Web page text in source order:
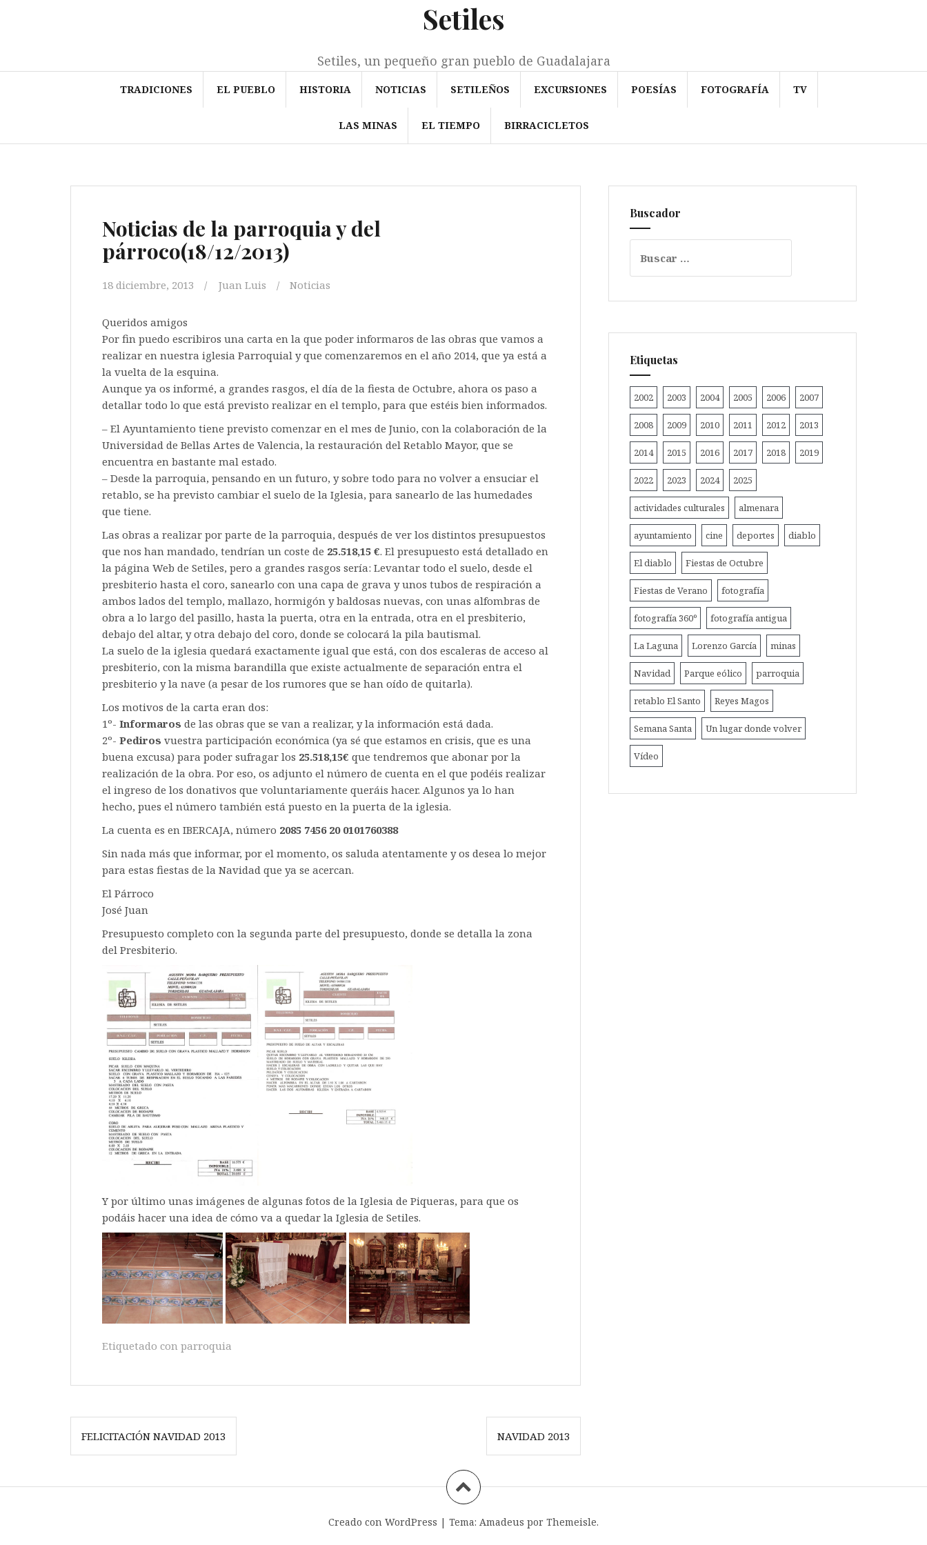
Setiles
Setiles, un pequeño gran pueblo de Guadalajara
TRADICIONES EL PUEBLO HISTORIA NOTICIAS SETILEÑOS EXCURSIONES POESÍAS FOTOGRAFÍA TV
LAS MINAS EL TIEMPO BIRRACICLETOS
Noticias de la parroquia y del
párroco(18/12/2013)
18 diciembre, 2013 Juan Luis Noticias
Queridos amigos
Por fin puedo escribiros una carta en la que poder informaros de las obras que vamos a
realizar en nuestra iglesia Parroquial y que comenzaremos en el año 2014, que ya está a
la vuelta de la esquina.
Aunque ya os informé, a grandes rasgos, el día de la fiesta de Octubre, ahora os paso a
detallar todo lo que está previsto realizar en el templo, para que estéis bien informados.
– El Ayuntamiento tiene previsto comenzar en el mes de Junio, con la colaboración de la
Universidad de Bellas Artes de Valencia, la restauración del Retablo Mayor, que se
encuentra en bastante mal estado.
– Desde la parroquia, pensando en un futuro, y sobre todo para no volver a ensuciar el
retablo, se ha previsto cambiar el suelo de la Iglesia, para sanearlo de las humedades
que tiene.
Las obras a realizar por parte de la parroquia, después de ver los distintos presupuestos
que nos han mandado, tendrían un coste de 25.518,15 €. El presupuesto está detallado en
la página Web de Setiles, pero a grandes rasgos sería: Levantar todo el suelo, desde el
presbiterio hasta el coro, sanearlo con una capa de grava y unos tubos de respiración a
ambos lados del templo, mallazo, hormigón y baldosas nuevas, con unas alfombras de
obra a lo largo del pasillo, hasta la puerta, otra en la entrada, otra en el presbiterio,
debajo del altar, y otra debajo del coro, donde se colocará la pila bautismal.
La suelo de la iglesia quedará exactamente igual que está, con dos escaleras de acceso al
presbiterio, con la misma barandilla que existe actualmente de separación entra el
presbiterio y la nave (a pesar de los rumores que se han oído de quitarla).
Los motivos de la carta eran dos:
1º- Informaros de las obras que se van a realizar, y la información está dada.
2º- Pediros vuestra participación económica (ya sé que estamos en crisis, que es una
buena excusa) para poder sufragar los 25.518,15€ que tendremos que abonar por la
realización de la obra. Por eso, os adjunto el número de cuenta en el que podéis realizar
el ingreso de los donativos que voluntariamente queráis hacer. Algunos ya lo han
hecho, pues el número también está puesto en la puerta de la iglesia.
La cuenta es en IBERCAJA, número 2085 7456 20 0101760388
Sin nada más que informar, por el momento, os saluda atentamente y os desea lo mejor
para estas fiestas de la Navidad que ya se acercan.
El Párroco
José Juan
Presupuesto completo con la segunda parte del presupuesto, donde se detalla la zona
del Presbiterio.
Y por último unas imágenes de algunas fotos de la Iglesia de Piqueras, para que os
podáis hacer una idea de cómo va a quedar la Iglesia de Setiles.
Etiquetado con parroquia
Navegación
de
entradas
FELICITACIÓN NAVIDAD 2013 NAVIDAD 2013
Buscador
Etiquetas
2002 2003 2004 2005 2006 2007
2008 2009 2010 2011 2012 2013
2014 2015 2016 2017 2018 2019
2022 2023 2024 2025
actividades culturales almenara
ayuntamiento cine deportes diablo
El diablo Fiestas de Octubre
Fiestas de Verano fotografía
fotografía 360º fotografía antigua
La Laguna Lorenzo García minas
Navidad Parque eólico parroquia
retablo El Santo Reyes Magos
Semana Santa Un lugar donde volver
Vídeo
Creado con WordPress | Tema: Amadeus por Themeisle.